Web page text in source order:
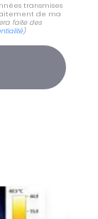
transmises
de ma
faite des
)